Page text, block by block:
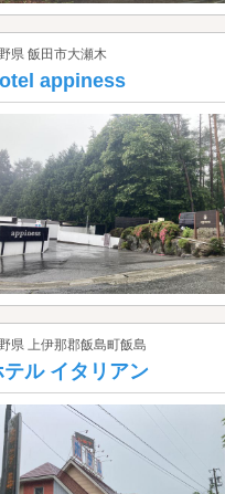
県 飯田市大瀬木
appiness
県 上伊那郡飯島町飯島
テル イタリアン